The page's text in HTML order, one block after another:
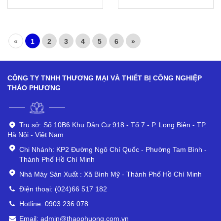
« 1 2 3 4 5 6 »
CÔNG TY TNHH THƯƠNG MẠI VÀ THIẾT BỊ CÔNG NGHIỆP
THẢO PHƯƠNG
Trụ sở: Số 10B6 Khu Dân Cư 918 - Tổ 7 - P. Long Biên - TP.
Hà Nội - Việt Nam
Chi Nhánh: KP2 Đường Ngô Chí Quốc - Phường Tam Bình -
Thành Phố Hồ Chí Minh
Nhà Máy Sản Xuất : Xã Bình Mỹ - Thành Phố Hồ Chí Minh
Điện thoại: (024)66 517 182
Hotline: 0903 236 078
Email: admin@thaophuong.com.vn